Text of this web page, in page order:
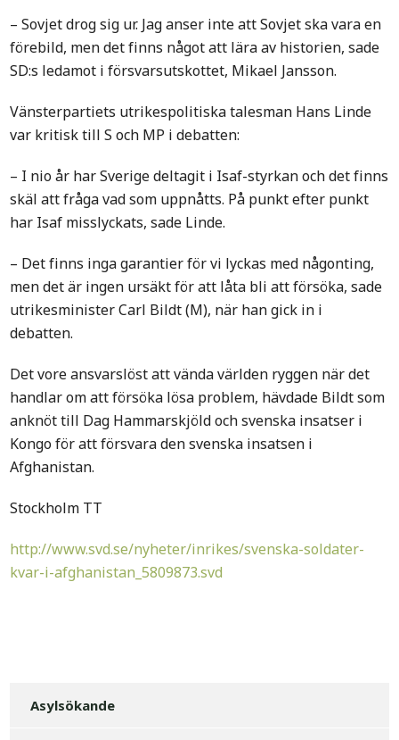
– Sovjet drog sig ur. Jag anser inte att Sovjet ska vara en
förebild, men det finns något att lära av historien, sade
SD:s ledamot i försvarsutskottet, Mikael Jansson.
Vänsterpartiets utrikespolitiska talesman Hans Linde
var kritisk till S och MP i debatten:
– I nio år har Sverige deltagit i Isaf-styrkan och det finns
skäl att fråga vad som uppnåtts. På punkt efter punkt
har Isaf misslyckats, sade Linde.
– Det finns inga garantier för vi lyckas med någonting,
men det är ingen ursäkt för att låta bli att försöka, sade
utrikesminister Carl Bildt (M), när han gick in i
debatten.
Det vore ansvarslöst att vända världen ryggen när det
handlar om att försöka lösa problem, hävdade Bildt som
anknöt till Dag Hammarskjöld och svenska insatser i
Kongo för att försvara den svenska insatsen i
Afghanistan.
Stockholm TT
http://www.svd.se/nyheter/inrikes/svenska-soldater-
kvar-i-afghanistan_5809873.svd
Asylsökande